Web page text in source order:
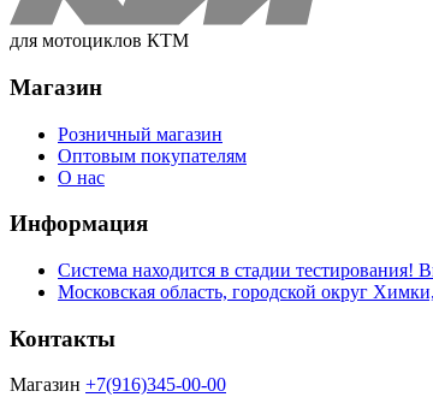
для мотоциклов КТМ
Магазин
Розничный магазин
Оптовым покупателям
О нас
Информация
Система находится в стадии тестирования!
Московская область, городской округ
Контакты
Магазин +7(916)345-00-00